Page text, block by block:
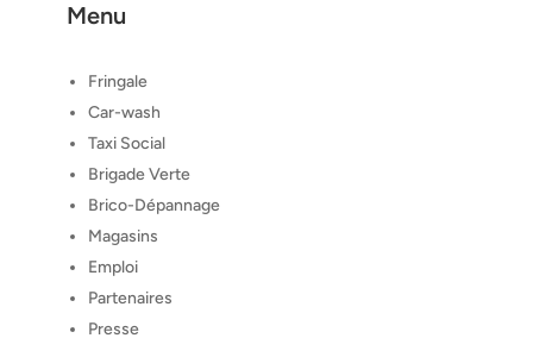
Menu
Fringale
Car-wash
Taxi Social
Brigade Verte
Brico-Dépannage
Magasins
Emploi
Partenaires
Presse